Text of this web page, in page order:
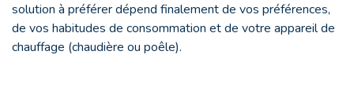
solution à préférer dépend finalement de vos préférences,
de vos habitudes de consommation et de votre appareil de
chauffage (chaudière ou poêle).